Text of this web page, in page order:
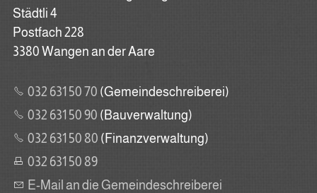
Städtli 4
Postfach 228
3380 Wangen an der Aare
032 631 50 70 (Gemeindeschreiberei)
032 631 50 90 (Bauverwaltung)
032 631 50 80 (Finanzverwaltung)
032 631 50 89
E-Mail an die Gemeindeschreiberei